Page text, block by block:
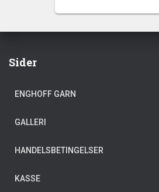
Sider
ENGHOFF GARN
GALLERI
HANDELSBETINGELSER
KASSE